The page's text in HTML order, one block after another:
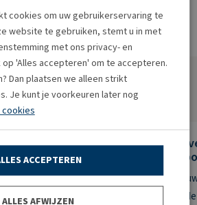
| wetsvoorstel | 16-12-2024
naar vergoeding
en een
aandeelhouder is een
geen
Een
cookies om uw gebruikerservaring te
website te gebruiken, stemt u in met
met ons privacy- en
'Alles accepteren' om te accepteren.
Dan plaatsen we alleen strikt
Je kunt je voorkeuren later nog
cookies
ACCEPTEREN
ALLES AFWIJZEN